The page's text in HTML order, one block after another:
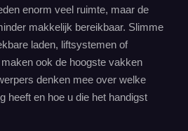
enorm veel ruimte, maar de
makkelijk bereikbaar. Slimme
laden, liftsystemen of
ook de hoogste vakken
denken mee over welke
heeft en hoe u die het handigst